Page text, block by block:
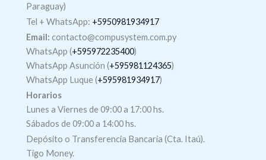
Paraguay)
Tel + WhatsApp: +5950981934917
Email: contacto@compusystem.com.py
WhatsApp (+595972235400)
WhatsApp Asunción (+595981124365)
WhatsApp Luque (+595981934917)
Horarios
Lunes a Viernes de 09:00 a 17:00 hs.
Sábados de 09:00 a 14:00 hs.
Depósito o Transferencia Bancaria (Cta. Itaú).
Tigo Money.